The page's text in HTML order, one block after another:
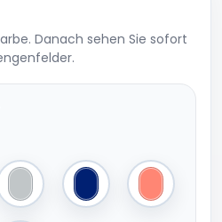
Danach sehen Sie sofort
Grey French NavyRose